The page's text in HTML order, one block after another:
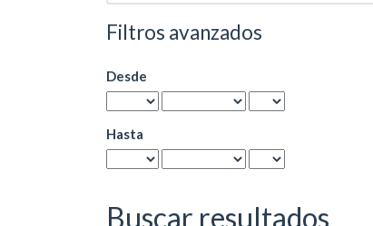
por
Filtros avanzados
Desde
Hasta
Buscar resultados